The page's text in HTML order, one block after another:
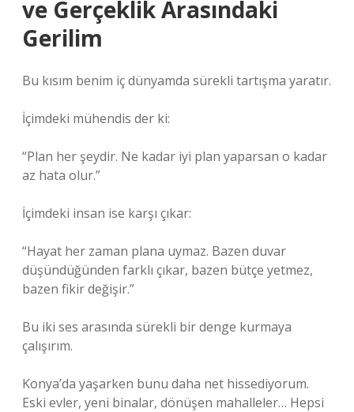
ve Gerçeklik Arasındaki
Gerilim
Bu kısım benim iç dünyamda sürekli tartışma yaratır.
İçimdeki mühendis der ki:
“Plan her şeydir. Ne kadar iyi plan yaparsan o kadar
az hata olur.”
İçimdeki insan ise karşı çıkar:
“Hayat her zaman plana uymaz. Bazen duvar
düşündüğünden farklı çıkar, bazen bütçe yetmez,
bazen fikir değişir.”
Bu iki ses arasında sürekli bir denge kurmaya
çalışırım.
Konya’da yaşarken bunu daha net hissediyorum.
Eski evler, yeni binalar, dönüşen mahalleler… Hepsi